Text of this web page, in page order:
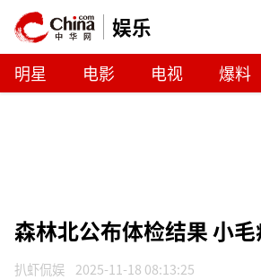
娱乐
明星 电影 电视 爆料
森林北公布体检结果 小
扒虾侃娱 2025-11-18 08:13:25